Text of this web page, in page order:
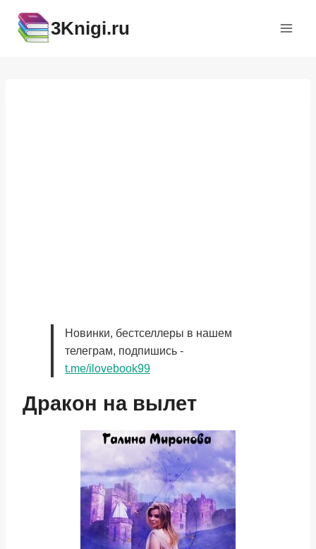
содержимому
3Knigi.ru
Новинки, бестселлеры в нашем
телеграм, подпишись -
t.me/ilovebook99
Дракон на вылет